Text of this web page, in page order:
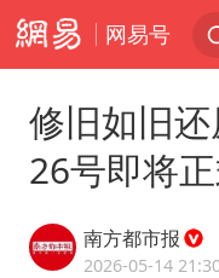
网易号
修旧如旧
26号即将
南方都市报
2026-05-14